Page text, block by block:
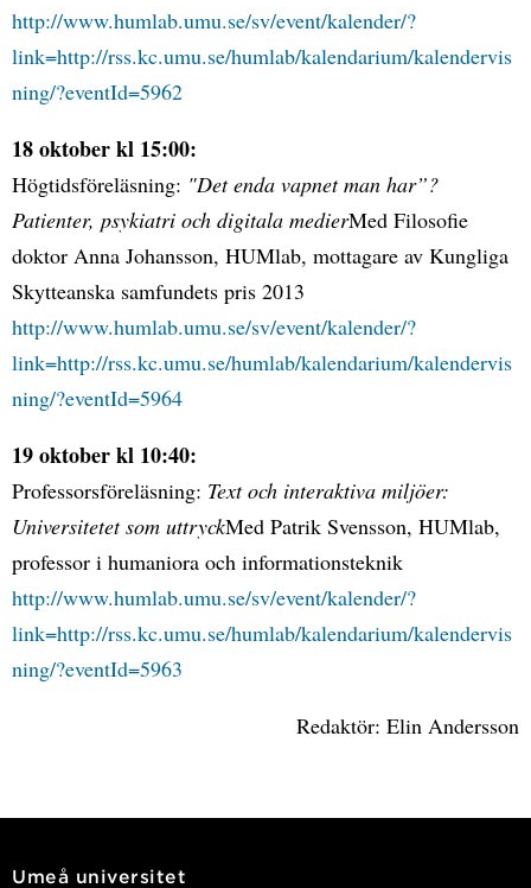
http://www.humlab.umu.se/sv/event/kalender/?
link=http://rss.kc.umu.se/humlab/kalendarium/kalendervis
ning/?eventId=5962
18 oktober kl 15:00:
Högtidsföreläsning: "Det enda vapnet man har”?
Patienter, psykiatri och digitala medierMed Filosofie
doktor Anna Johansson, HUMlab, mottagare av Kungliga
Skytteanska samfundets pris 2013
http://www.humlab.umu.se/sv/event/kalender/?
link=http://rss.kc.umu.se/humlab/kalendarium/kalendervis
ning/?eventId=5964
19 oktober kl 10:40:
Professorsföreläsning: Text och interaktiva miljöer:
Universitetet som uttryckMed Patrik Svensson, HUMlab,
professor i humaniora och informationsteknik
http://www.humlab.umu.se/sv/event/kalender/?
link=http://rss.kc.umu.se/humlab/kalendarium/kalendervis
ning/?eventId=5963
Redaktör: Elin Andersson
Umeå universitet